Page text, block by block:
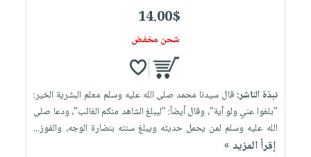
14.00$
شحن مخفض
نبذة الناشر:قال سيدنا محمد صلى الله عليه وسلم معلم البشرية الخير:
"بلغوا عني ولو آية"، وقال أيضاً: "ليبلغ الشاهد منكم الغائب"، ودعا صلى
الله عليه وسلم لمن يحمل حديثه ويبلغ سنته بنضارة الوجه، والفوز...
إقرأ المزيد »